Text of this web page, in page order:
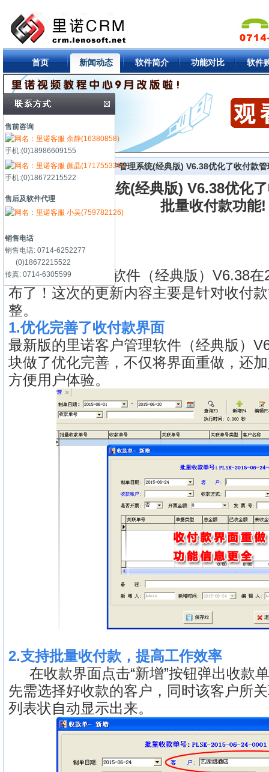
首页 新闻动态 软件简介 功能对比 软件
首页->新闻中心-> 里诺客户管理系统(经典版) V6.38优化了收付款
里诺客户管理系统(经典版) V6.38优化
批量收付款功能!
里诺客户管理软件（经典版）V6.38在
布了！这次的更新内容主要是针对收付
整。
1.优化完善了收付款界面
最新版的里诺客户管理软件（经典版）
块做了优化完善，不仅将界面重做，还
方便用户体验。
2.支持批量收付款，提高工作效率
在收款界面点击“新增”按钮弹出收款
先需选择好收款的客户，同时该客户所
列表状自动显示出来。
售前咨询
余静(16380858)
手机:(0)18986609155
颜晶(171755331)
手机:(0)18672215522
售后及软件代理
小吴(759782126)
销售电话
销售电话: 0714-6252277
(0)18672215522
传真: 0714-6305599